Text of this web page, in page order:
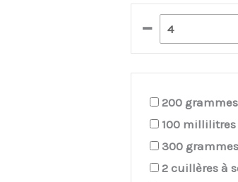
–
200 grammes
100 millilitres
300 grammes
2 cuillères à